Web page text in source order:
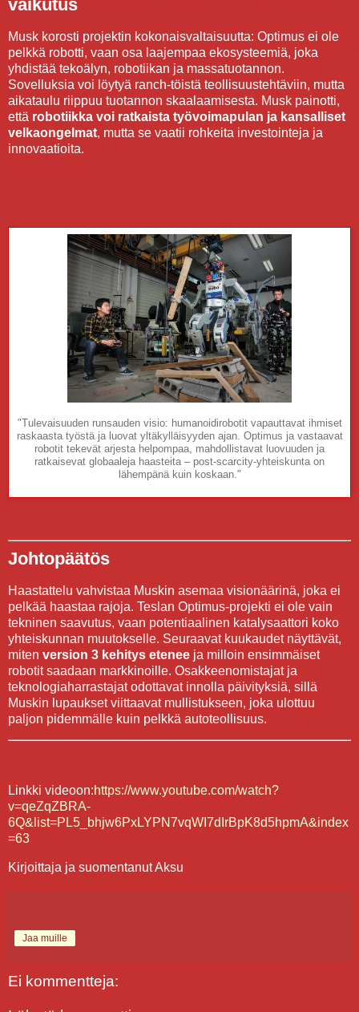
vaikutus
Musk korosti projektin kokonaisvaltaisuutta: Optimus ei ole
pelkkä robotti, vaan osa laajempaa ekosysteemiä, joka
yhdistää tekoälyn, robotiikan ja massatuotannon.
Sovelluksia voi löytyä ranch-töistä teollisuustehtäviin, mutta
aikataulu riippuu tuotannon skaalaamisesta. Musk painotti,
että robotiikka voi ratkaista työvoimapulan ja kansalliset
velkaongelmat, mutta se vaatii rohkeita investointeja ja
innovaatioita.
"Tulevaisuuden runsauden visio: humanoidirobotit vapauttavat ihmiset
raskaasta työstä ja luovat yltäkylläisyyden ajan. Optimus ja vastaavat
robotit tekevät arjesta helpompaa, mahdollistavat luovuuden ja
ratkaisevat globaaleja haasteita – post-scarcity-yhteiskunta on
lähempänä kuin koskaan."
Johtopäätös
Haastattelu vahvistaa Muskin asemaa visionäärinä, joka ei
pelkää haastaa rajoja. Teslan Optimus-projekti ei ole vain
tekninen saavutus, vaan potentiaalinen katalysaattori koko
yhteiskunnan muutokselle. Seuraavat kuukaudet näyttävät,
miten version 3 kehitys etenee ja milloin ensimmäiset
robotit saadaan markkinoille. Osakkeenomistajat ja
teknologiaharrastajat odottavat innolla päivityksiä, sillä
Muskin lupaukset viittaavat mullistukseen, joka ulottuu
paljon pidemmälle kuin pelkkä autoteollisuus.
Linkki videoon:https://www.youtube.com/watch?
v=qeZqZBRA-
6Q&list=PL5_bhjw6PxLYPN7vqWI7dIrBpK8d5hpmA&index
=63
Kirjoittaja ja suomentanut Aksu
Jaa muille
Ei kommentteja: